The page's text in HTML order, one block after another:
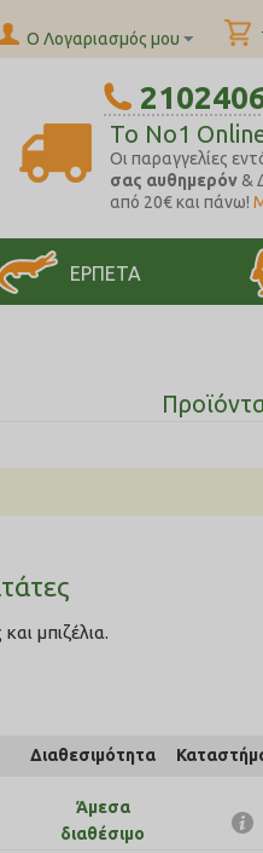
Ο Λογαριασμός μου
To No1
Oι παραγγελίες
σας αυθημερόν&
από 20€ και πάνω!
ΕΡΠΕΤΑ
μπιζέλια.
Διαθεσιμότητα
Άμεσα
διαθέσιμο